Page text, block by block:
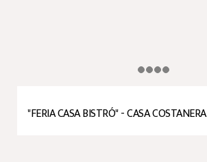
"FERIA CASA BISTRÓ" - CASA COSTANERA